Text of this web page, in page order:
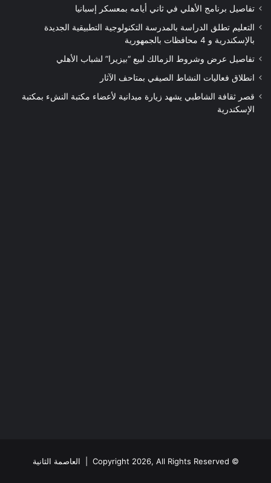
تفاصيل برنامج الأهلي في ثاني أيامه بمعسكر إسبانيا
التعليم تطلق الدراسة بالمدرسة التكنولوجية التطبيقية الجديدة
بالإسكندرية و 4 محافظات بالجمهورية
تفاصيل عرض وشروط الزمالك لبيع “بيزيرا” لشباب الأهلي
انطلاق فعاليات النشاط الصيفي بمتاحف الآثار
قصر ثقافة الشاطبي يشهد زيارة ميدانية لأعضاء مكتبة النشء بمكتبة
الإسكندرية
© Copyright 2026, All Rights Reserved | العاصمة الثانية